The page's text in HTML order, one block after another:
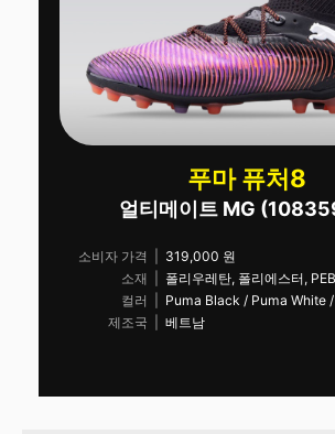
푸마 퓨처8
얼티메이트 MG
소비자 가격 |
소재 |
컬러 |
제조국 |
319,000 원
폴리우레탄, 폴리에스터,
Puma Black / Puma White
베트남